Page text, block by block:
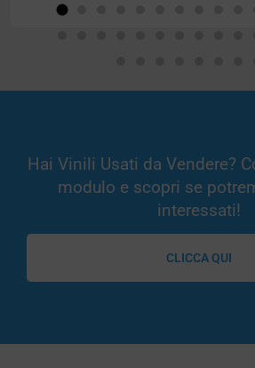
Hai Vinili Usati da Vendere?
modulo e scopri se
interessati!
CLICCA QUI